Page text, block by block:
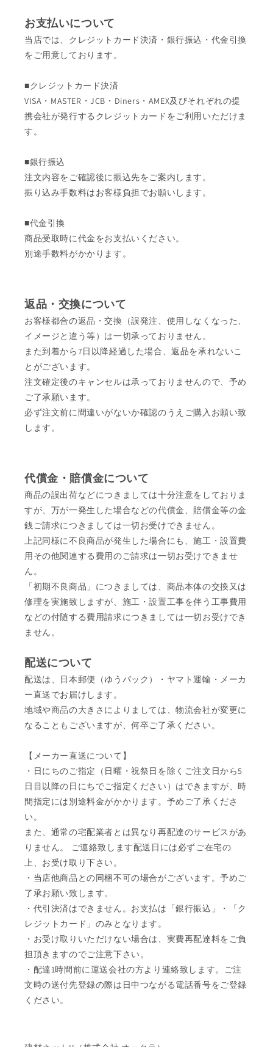
お支払いについて
当店では、クレジットカード決済・銀行振込・代金引換
をご用意しております。
■クレジットカード決済
VISA・MASTER・JCB・Diners・AMEX及びそれぞれの提
携会社が発行するクレジットカードをご利用いただけま
す。
■銀行振込
注文内容をご確認後に振込先をご案内します。
振り込み手数料はお客様負担でお願いします。
■代金引換
商品受取時に代金をお支払いください。
別途手数料がかかります。
返品・交換について
お客様都合の返品・交換（誤発注、使用しなくなった、
イメージと違う等）は一切承っておりません。
また到着から7日以降経過した場合、返品を承れないこ
とがございます。
注文確定後のキャンセルは承っておりませんので、予め
ご了承願います。
必ず注文前に間違いがないか確認のうえご購入お願い致
します。
代償金・賠償金について
商品の誤出荷などにつきましては十分注意をしておりま
すが、万が一発生した場合などの代償金、賠償金等の金
銭ご請求につきましては一切お受けできません。
上記同様に不良商品が発生した場合にも、施工・設置費
用その他関連する費用のご請求は一切お受けできませ
ん。
「初期不良商品」につきましては、商品本体の交換又は
修理を実施致しますが、施工・設置工事を伴う工事費用
などの付随する費用請求につきましては一切お受けでき
ません。
配送について
配送は、日本郵便（ゆうパック）・ヤマト運輸・メーカ
ー直送でお届けします。
地域や商品の大きさによりましては、物流会社が変更に
なることもございますが、何卒ご了承ください。
【メーカー直送について】
・日にちのご指定（日曜・祝祭日を除くご注文日から5
日目以降の日にちでご指定ください）はできますが、時
間指定には別途料金がかかります。予めご了承くださ
い。
また、通常の宅配業者とは異なり再配達のサービスがあ
りません。 ご連絡致します配送日には必ずご在宅の
上、お受け取り下さい。
・当店他商品との同梱不可の場合がございます。予めご
了承お願い致します。
・代引決済はできません。お支払は「銀行振込」・「ク
レジットカード」のみとなります。
・お受け取りいただけない場合は、実費再配達料をご負
担頂きますのでご注意下さい。
・配達1時間前に運送会社の方より連絡致します。ご注
文時の送付先登録の際は日中つながる電話番号をご登録
ください。